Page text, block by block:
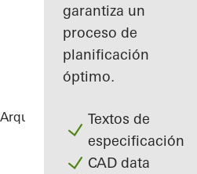
garantiza un
proceso de
planificación
óptimo.
Textos de
especificación
CAD data
Arquitectos ReferenciasHighlights